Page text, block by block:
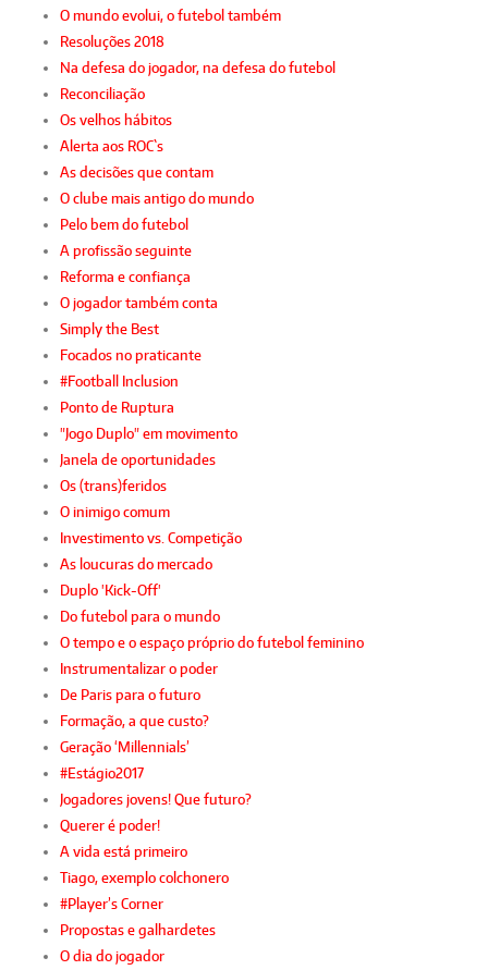
O mundo evolui, o futebol também
Resoluções 2018
Na defesa do jogador, na defesa do futebol
Reconciliação
Os velhos hábitos
Alerta aos ROC`s
As decisões que contam
O clube mais antigo do mundo
Pelo bem do futebol
A profissão seguinte
Reforma e confiança
O jogador também conta
Simply the Best
Focados no praticante
#Football Inclusion
Ponto de Ruptura
"Jogo Duplo" em movimento
Janela de oportunidades
Os (trans)feridos
O inimigo comum
Investimento vs. Competição
As loucuras do mercado
Duplo 'Kick-Off'
Do futebol para o mundo
O tempo e o espaço próprio do futebol feminino
Instrumentalizar o poder
De Paris para o futuro
Formação, a que custo?
Geração ‘Millennials’
#Estágio2017
Jogadores jovens! Que futuro?
Querer é poder!
A vida está primeiro
Tiago, exemplo colchonero
#Player’s Corner
Propostas e galhardetes
O dia do jogador